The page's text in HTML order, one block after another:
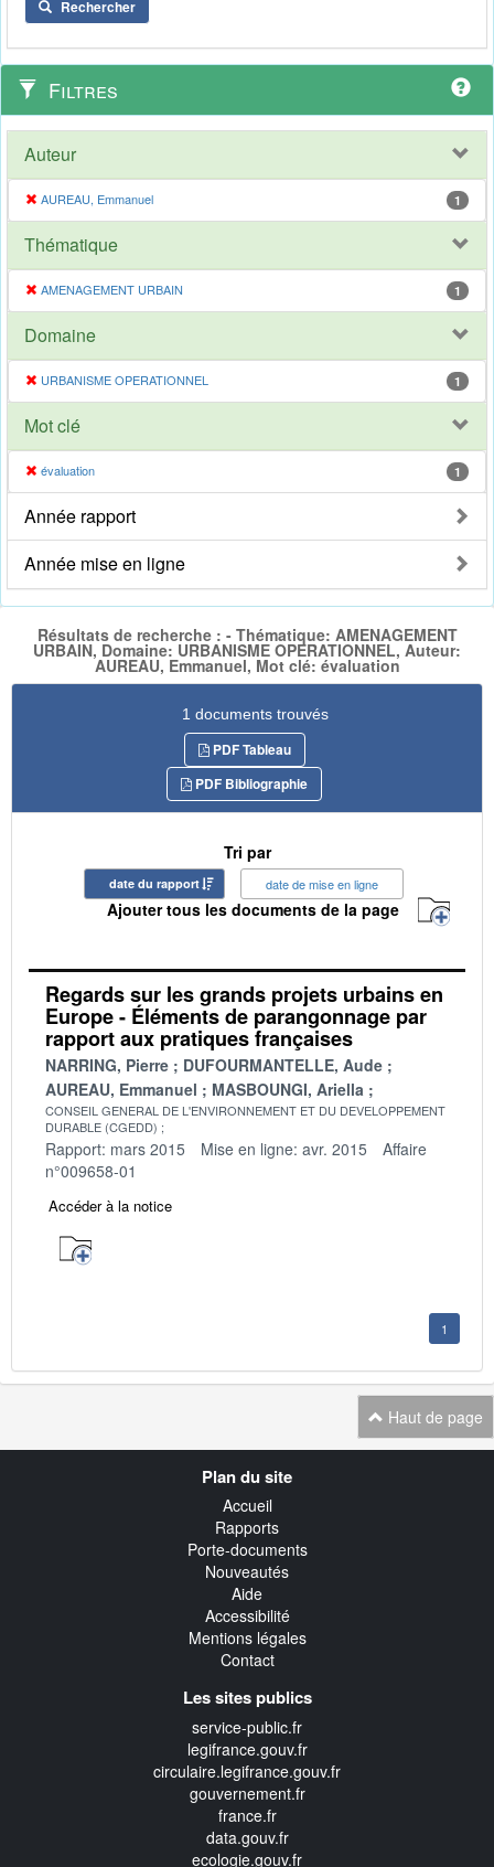
Rechercher
Filtres
Auteur
AUREAU, Emmanuel 1
Thématique
AMENAGEMENT URBAIN 1
Domaine
URBANISME OPERATIONNEL 1
Mot clé
évaluation 1
Année rapport
Année mise en ligne
Résultats de recherche : - Thématique: AMENAGEMENT
URBAIN, Domaine: URBANISME OPERATIONNEL, Auteur:
AUREAU, Emmanuel, Mot clé: évaluation
1 documents trouvés
PDF Tableau
PDF Bibliographie
Tri par
date du rapport date de mise en ligne
Ajouter tous les documents de la page
Regards sur les grands projets urbains en
Europe - Éléments de parangonnage par
rapport aux pratiques françaises
NARRING, Pierre
DUFOURMANTELLE, Aude
AUREAU, Emmanuel
MASBOUNGI, Ariella
CONSEIL GENERAL DE L'ENVIRONNEMENT ET DU DEVELOPPEMENT
DURABLE (CGEDD)
Rapport: mars 2015 Mise en ligne: avr. 2015
Affaire
n°009658-01
Accéder à la notice
1
Haut de page
Plan du site
Accueil
Rapports
Porte-documents
Nouveautés
Aide
Accessibilité
Mentions légales
Contact
Les sites publics
service-public.fr
legifrance.gouv.fr
circulaire.legifrance.gouv.fr
gouvernement.fr
france.fr
data.gouv.fr
ecologie.gouv.fr